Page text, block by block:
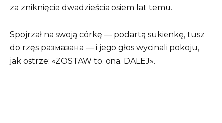
za zniknięcie dwadzieścia osiem lat temu.
Spojrzał na swoją córkę — podartą sukienkę, tusz
do rzęs размазана — i jego głos wycinali pokoju,
jak ostrze: «ZOSTAW to. ona. DALEJ».